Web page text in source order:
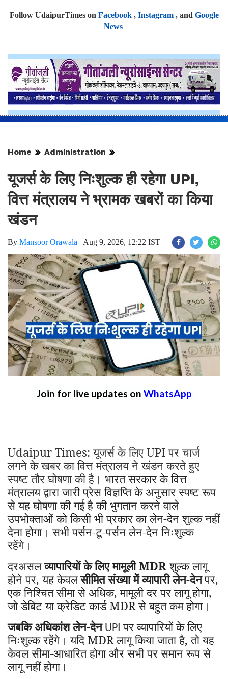
Follow UdaipurTimes on Facebook, Instagram, and Google
News
Home Administration
यूजर्स के लिए निःशुल्क ही रहेगा UPI,
वित्त मंत्रालय ने भ्रामक खबरों का किया
खंडन
By Mansoor Orawala | Aug 9, 2026, 12:22 IST
Join for live updates on WhatsApp
Udaipur Times: यूजर्स के लिए UPIपर चार्ज
लगने के खबर का वित्त मंत्रालय ने खंडन करते हुए
स्पष्ट तौर घोषणा की है। भारत सरकार के वित्त
मंत्रालय द्वारा जारी प्रेस विज्ञप्ति के अनुसार स्पष्ट रूप
से यह घोषणा की गई है की भुगतान करने वाले
उपभोक्ताओं को किसी भी प्रकार का लेन-देन शुल्क नहीं
देना होगा। सभी पर्सन-टू-पर्सन लेन-देन निःशुल्क
रहेंगे।
दरअसलव्यापारियों के लिए मामूली MDRशुल्क लागू
होने पर,यह केवलसीमित संख्या में व्यापारी लेन-देनपर,
एक निश्चित सीमा से अधिक,मामूली दर पर लागू होगा,
जो डेबिट या क्रेडिट कार्ड MDR से बहुत कम होगा।
जबकिअधिकांश लेन-देनUPIपर व्यापारियों के लिए
निःशुल्क रहेंगे। यदि MDR लागू किया जाता है,तो यह
केवल सीमा-आधारित होगा और सभी पर समान रूप से
लागू नहीं होगा।